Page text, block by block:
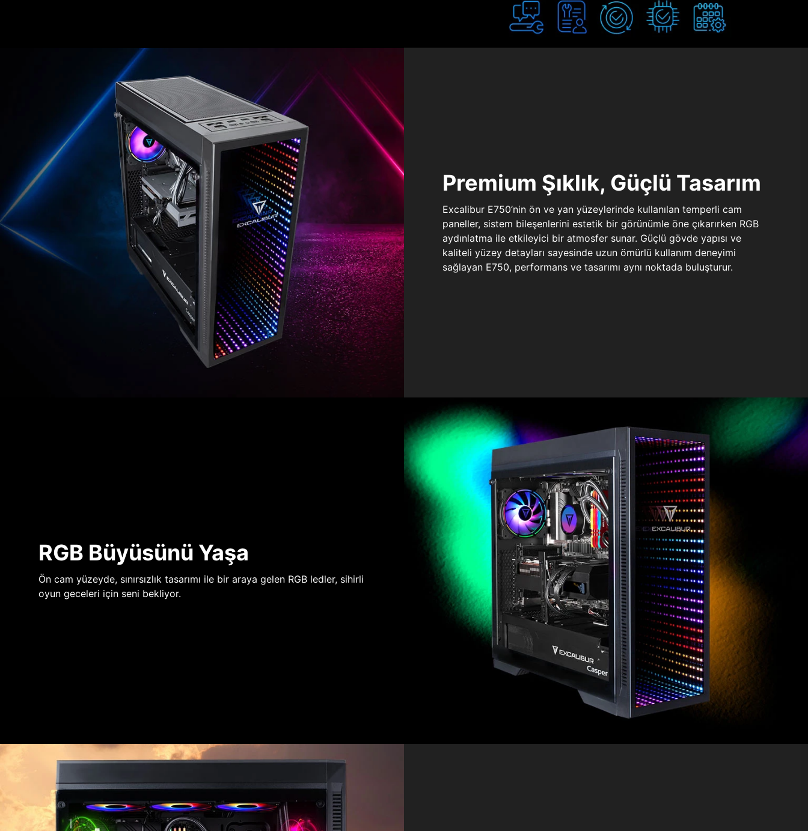
Premium Şıklık, Güçlü Tasarım
Excalibur E750’nin ön ve yan yüzeylerinde kullanılan temperli cam
paneller, sistem bileşenlerini estetik bir görünümle öne çıkarırken RGB
aydınlatma ile etkileyici bir atmosfer sunar. Güçlü gövde yapısı ve
kaliteli yüzey detayları sayesinde uzun ömürlü kullanım deneyimi
sağlayan E750, performans ve tasarımı aynı noktada buluşturur.
RGB Büyüsünü Yaşa
Ön cam yüzeyde, sınırsızlık tasarımı ile bir araya gelen RGB ledler, sihirli
oyun geceleri için seni bekliyor.